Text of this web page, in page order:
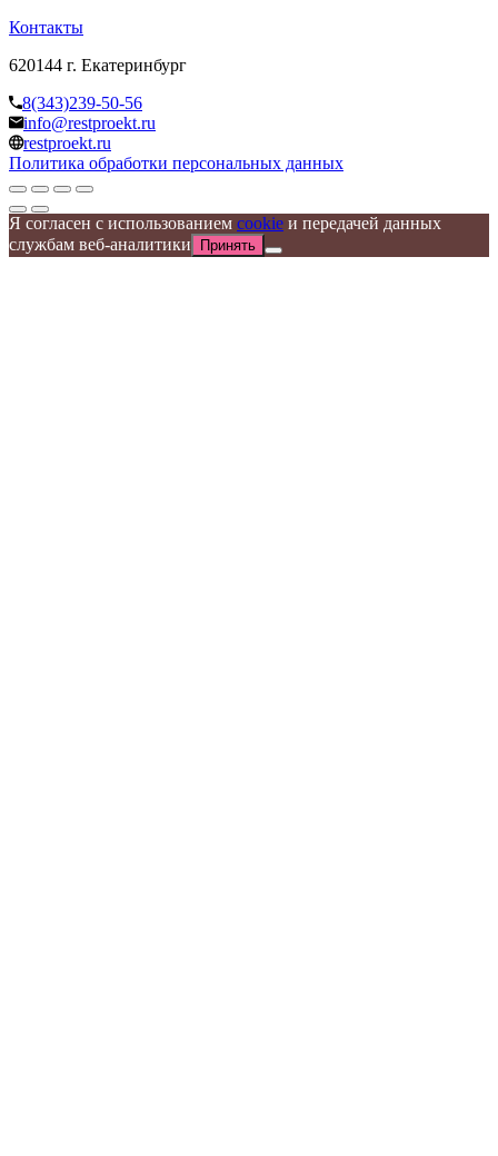
Контакты
620144 г. Екатеринбург
8(343)239-50-56
info@restproekt.ru
restproekt.ru
Политика обработки персональных данных
Я согласен с использованием cookie и передачей данных
службам веб-аналитики
Принять